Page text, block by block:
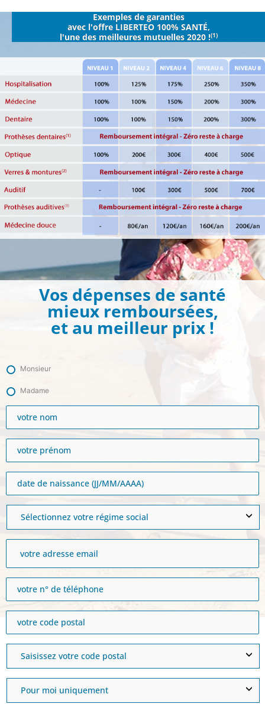
Exemples de garanties
avec l'offre LIBERTEO 100% SANTÉ,
l'une des meilleures mutuelles 2020 !(1)
Vos dépenses de santé
mieux remboursées,
et au meilleur prix !
Monsieur
Madame